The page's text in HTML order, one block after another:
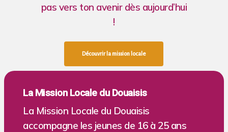
pas vers ton avenir dès aujourd’hui
!
Découvrir a mission loca le
La Mission Locale du Douaisis
La Mission Locale du Douaisis
accompagne les jeunes de 16 à 25 ans